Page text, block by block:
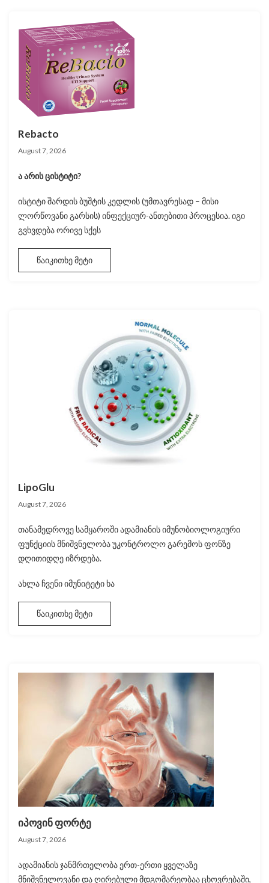
Rebacto
August 7, 2026
ა არის ცისტიტი?
ისტიტი შარდის ბუშტის კედლის (უმთავრესად – მისი
ლორწოვანი გარსის) ინფექციურ-ანთებითი პროცესია. იგი
გვხვდება ორივე სქეს
წაიკითხე მეტი
LipoGlu
August 7, 2026
თანამედროვე სამყაროში ადამიანის იმუნობიოლოგიური
ფუნქციის მნიშვნელობა უკონტროლო გარემოს ფონზე
დღითიდღე იზრდება.
ახლა ჩვენი იმუნიტეტი ხა
წაიკითხე მეტი
იპოვინ ფორტე
August 7, 2026
ადამიანის ჯანმრთელობა ერთ-ერთი ყველაზე
მნიშვნელოვანი და ღირებული მდგომარეობაა ცხოვრებაში,